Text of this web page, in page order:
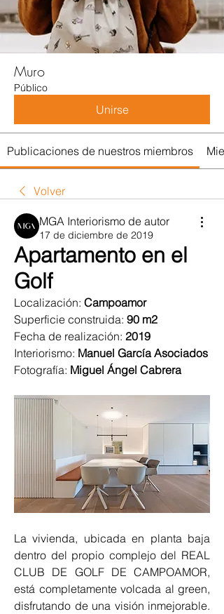
Muro
Público
Unirse
Publicaciones de nuestros miembros
Volver
MGA Interiorismo de autor
17 de diciembre de 2019
Apartamento en el
Golf
Localización: Campoamor
Superficie construida: 90 m2
Fecha de realización: 2019
Interiorismo: Manuel García Asociados
Fotografía: Miguel Ángel Cabrera
La vivienda, ubicada en planta baja
dentro del propio complejo del REAL
CLUB DE GOLF DE CAMPOAMOR,
está completamente volcada al green,
disfrutando de una visión inmejorable.